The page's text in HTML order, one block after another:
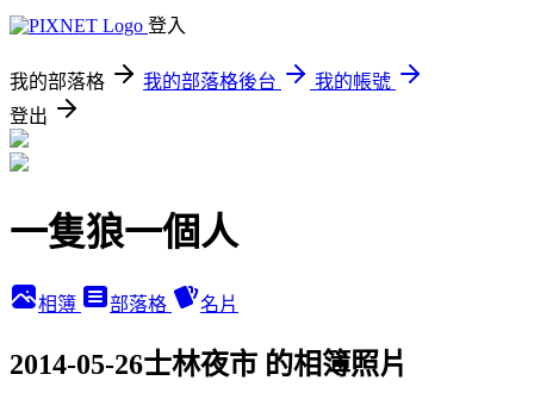
登入
我的部落格 我的部落格後台
我的帳號
登出
一隻狼一個人
相簿 部落格 名片
2014-05-26士林夜市 的相簿照片